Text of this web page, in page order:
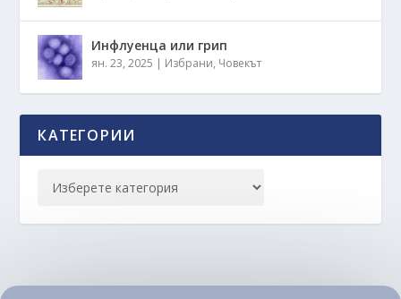
Инфлуенца или грип
ян. 23, 2025 | Избрани, Човекът
КАТЕГОРИИ